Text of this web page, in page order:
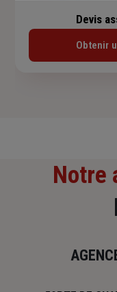
Devis
Obtenir
Notre